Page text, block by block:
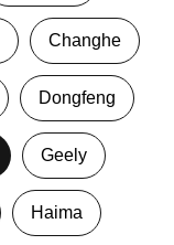
Changhe
Dongfeng
Geely
Haima